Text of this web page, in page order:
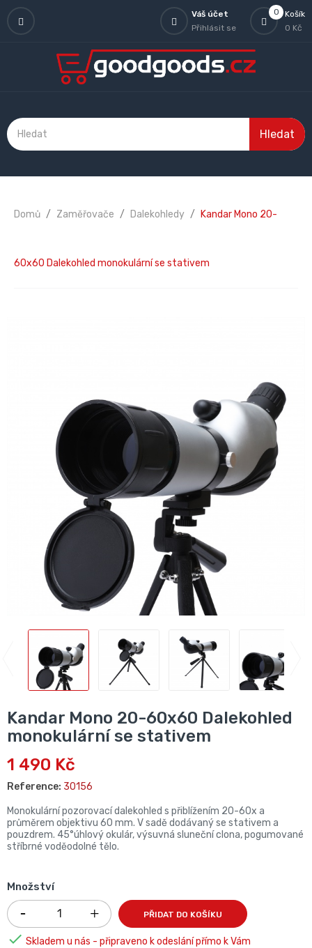
0
Košík
0 Kč
Váš účet
Přihlásit se
Hledat
Domů Zaměřovače Dalekohledy Kandar Mono 20-
60x60 Dalekohled monokulární se stativem
Kandar Mono 20-60x60 Dalekohled
monokulární se stativem
1 490 Kč
Reference: 30156
Monokulární pozorovací dalekohled s přiblížením 20-60x a
průměrem objektivu 60 mm. V sadě dodávaný se stativem a
pouzdrem. 45°úhlový okulár, výsuvná sluneční clona, pogumované
stříbrné voděodolné tělo.
Množství
PŘIDAT DO KOŠÍKU
 Skladem u nás - připraveno k odeslání přímo k Vám